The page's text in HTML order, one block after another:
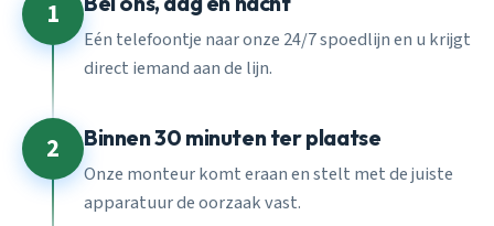
1
Eén telefoontje naar onze 24/7 spoedlijn en u krijgt
direct iemand aan de lijn.
2 Binnen 30 minuten ter plaatse
Onze monteur komt eraan en stelt met de juiste
apparatuur de oorzaak vast.